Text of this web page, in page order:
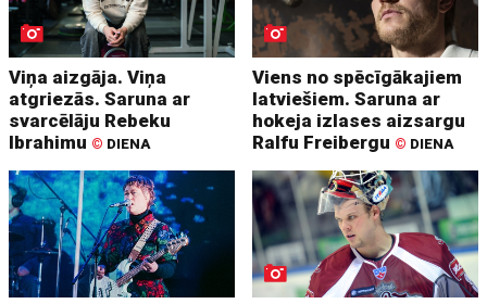
Viņa aizgāja. Viņa
atgriezās. Saruna ar
svarcēlāju Rebeku
Ibrahimu © DIENA
Viens no spēcīgākajiem
latviešiem. Saruna ar
hokeja izlases aizsargu
Ralfu Freibergu © DIENA